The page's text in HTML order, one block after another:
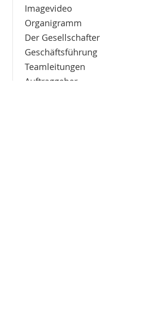
Imagevideo
Organigramm
Der Gesellschafter
Geschäftsführung
Teamleitungen
Auftraggeber